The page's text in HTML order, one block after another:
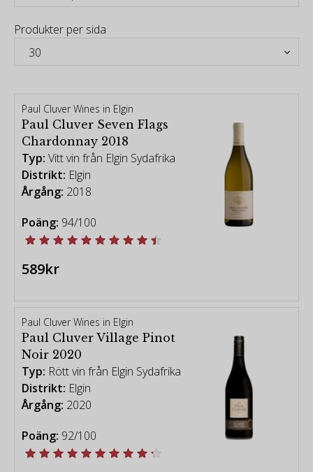
Produkter per sida
Paul Cluver Wines in Elgin
Paul Cluver Seven Flags
Chardonnay 2018
Typ: Vitt vin från Elgin Sydafrika
Distrikt: Elgin
Årgång: 2018
Poäng: 94/100
589kr
Paul Cluver Wines in Elgin
Paul Cluver Village Pinot
Noir 2020
Typ: Rött vin från Elgin Sydafrika
Distrikt: Elgin
Årgång: 2020
Poäng: 92/100